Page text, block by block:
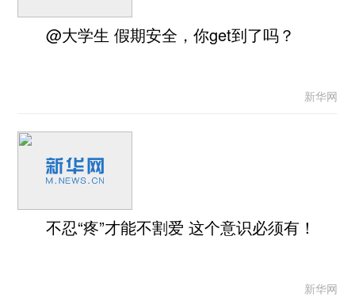
@大学生 假期安全，你get到了吗？
新华网
不忍“疼”才能不割爱 这个意识必须有！
新华网